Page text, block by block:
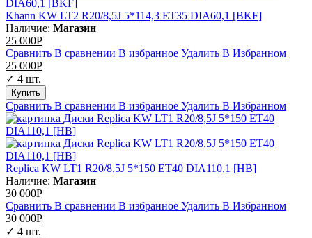
Khann KW LT2 R20/8,5J 5*114,3 ET35 DIA60,1 [BKF]
Наличие: Магазин
25 000Р
Сравнить В сравнении В избранное Удалить В Избранном
25 000Р
✓ 4 шт.
Сравнить В сравнении В избранное Удалить В Избранном
Replica KW LT1 R20/8,5J 5*150 ET40 DIA110,1 [HB]
Наличие: Магазин
30 000Р
Сравнить В сравнении В избранное Удалить В Избранном
30 000Р
✓ 4 шт.